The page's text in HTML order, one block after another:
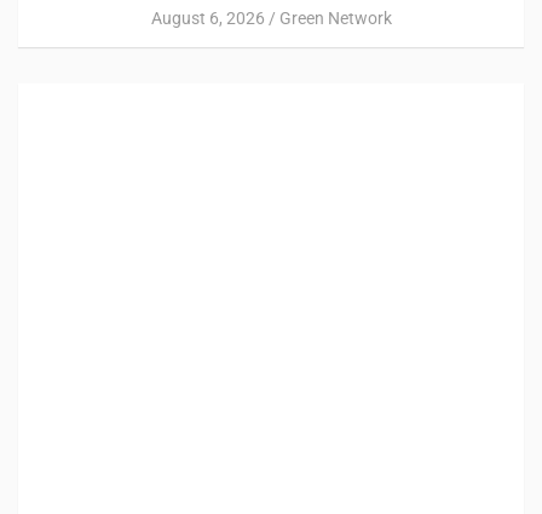
August 6, 2026 Green Network